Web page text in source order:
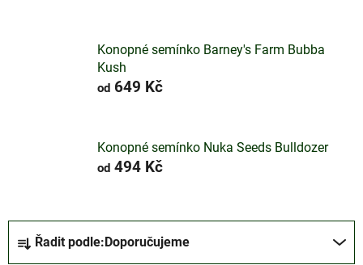
Konopné semínko Barney's Farm Bubba
Kush
od 649 Kč
Konopné semínko Nuka Seeds Bulldozer
od 494 Kč
Řadit podle: Doporučujeme